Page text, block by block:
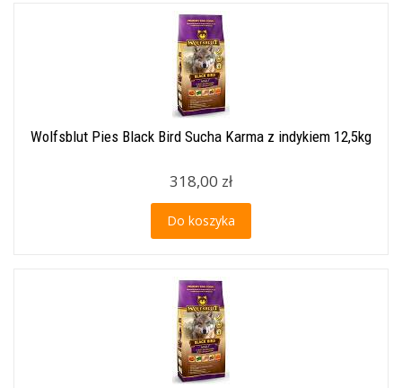
Wolfsblut Pies Black Bird Sucha Karma z indykiem 12,5kg
318,00 zł
Do koszyka